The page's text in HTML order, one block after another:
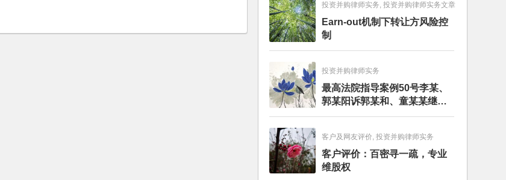
投资并购律师实务, 投资并购律师实务文章
Earn-out机制下转让方风险控
制
投资并购律师实务
最高法院指导案例50号李某、
郭某阳诉郭某和、童某某继承
纠纷案
客户及网友评价, 投资并购律师实务
客户评价：百密寻一疏，专业
维股权